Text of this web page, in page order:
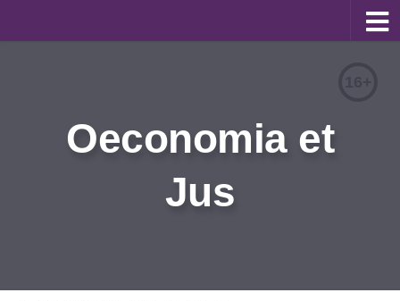
Для авторовOeconomia et
Jus